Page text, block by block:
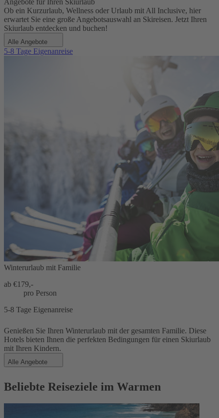
Ob ein Kurzurlaub, Wellness oder Urlaub mit All Inclusive, hier
erwartet Sie eine große Angebotsauswahl an Skireisen. Jetzt Ihren
Skiurlaub entdecken und buchen!
Alle Angebote
5-8 Tage Eigenanreise
Winterurlaub mit Familie
ab €179,-
pro Person
5-8 Tage Eigenanreise
Genießen Sie Ihren Winterurlaub mit der gesamten Familie. Diese
Hotels bieten Ihnen die perfekten Bedingungen für einen Skiurlaub
mit Ihren Kindern.
Alle Angebote
Beliebte Reiseziele im Warmen